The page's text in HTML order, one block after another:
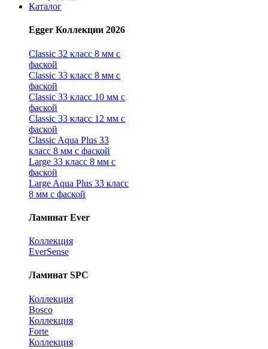
Каталог
Egger Коллекции 2026
Classic 32 класс 8 мм с
фаской
Classic 33 класс 8 мм с
фаской
Classic 33 класс 10 мм с
фаской
Classic 33 класс 12 мм с
фаской
Classic Aqua Plus 33
класс 8 мм с фаской
Large 33 класс 8 мм с
фаской
Large Aqua Plus 33 класс
8 мм с фаской
Ламинат Ever
Коллекция
EverSense
Ламинат SPC
Коллекция
Bosco
Коллекция
Forte
Коллекция